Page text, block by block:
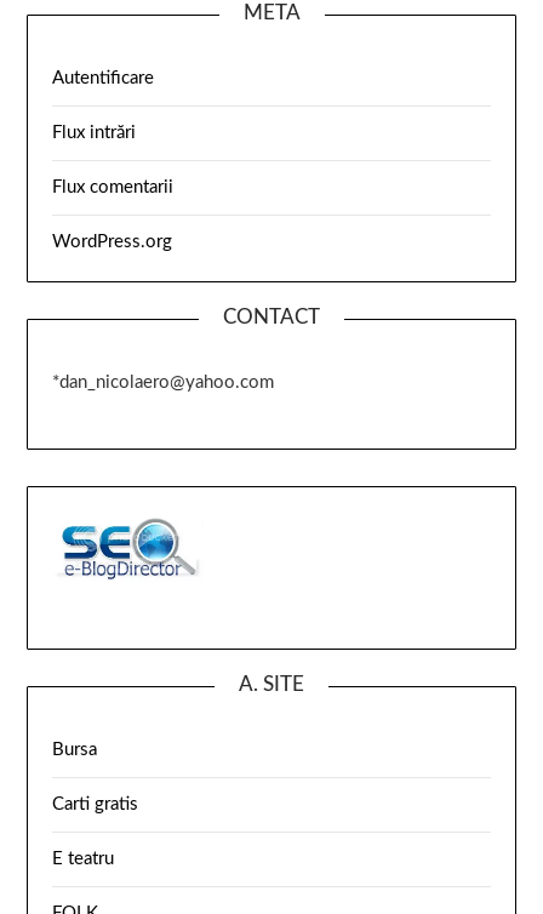
META
Autentificare
Flux intrări
Flux comentarii
WordPress.org
CONTACT
*dan_nicolaero@yahoo.com
A. SITE
Bursa
Carti gratis
E teatru